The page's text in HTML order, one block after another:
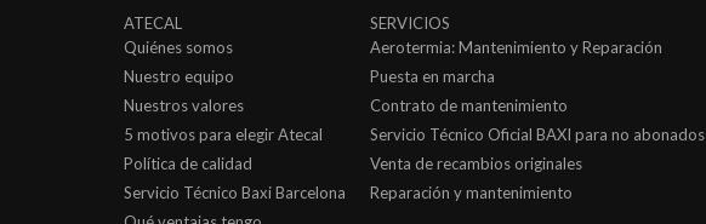
ATECAL
Quiénes somos
Nuestro equipo
Nuestros valores
5 motivos para elegir Atecal
Política de calidad
Servicio Técnico Baxi Barcelona
SERVICIOS
Aerotermia: Mantenimiento y Reparación
Puesta en marcha
Contrato de mantenimiento
Servicio Técnico Oficial BAXI para no abonados
Venta de recambios originales
Reparación y mantenimiento